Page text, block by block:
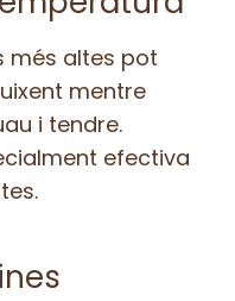
més altes pot
mentre
i tendre.
efectiva